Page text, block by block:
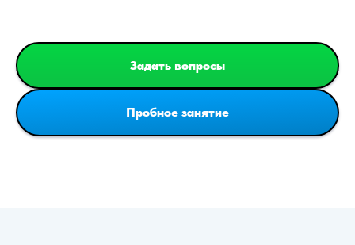
Задать вопросы
Пробное занятие